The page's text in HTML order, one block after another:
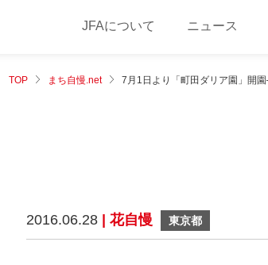
JFAについて ニュース
TOP まち自慢.net 7月1日より「町田ダリア園」開
2016.06.28 | 花自慢 東京都